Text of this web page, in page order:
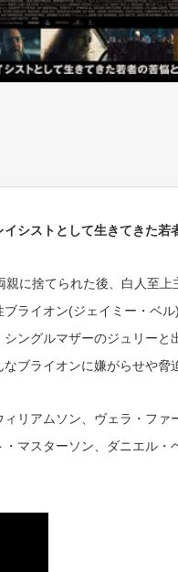
シストとして生きてきた
に捨てられた後、白人至
ライオン(ジェイミー・ベ
ングルマザーのジュリー
ブライオンに嫌がらせや脅
リアムソン、ヴェラ・フ
マスターソン、ダニエル